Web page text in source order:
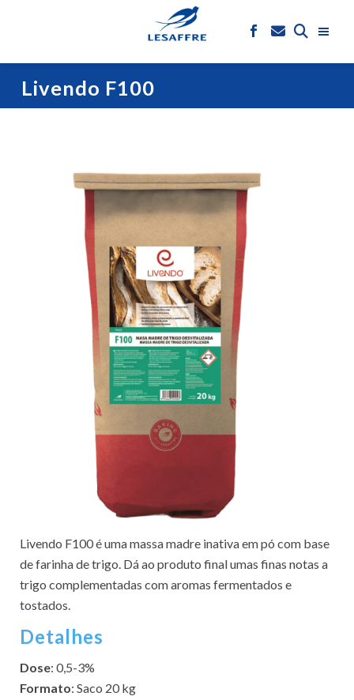
Livendo F100
Livendo F100 é uma massa madre inativa em pó com base
de farinha de trigo. Dá ao produto final umas finas notas a
trigo complementadas com aromas fermentados e
tostados.
Detalhes
Dose: 0,5-3%
Formato: Saco 20 kg